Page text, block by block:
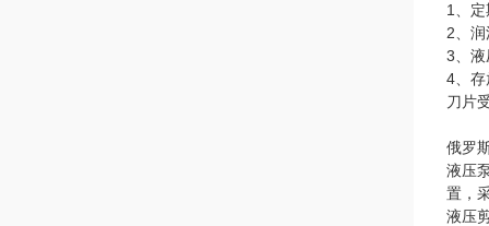
1、
2、
3、液
4、存
刀片
俄罗
液压
置，
液压